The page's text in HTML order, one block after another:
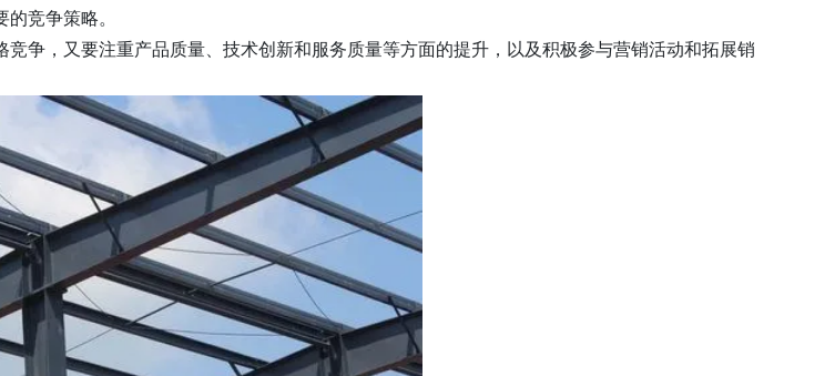
竞争策略。
争，又要注重产品质量、技术创新和服务质量等方面的提升，以及积极参与营销活动和拓展销